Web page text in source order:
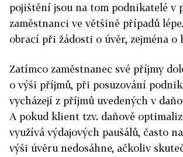
pojištění jsou na tom podnikatelé v
zaměstnanci ve většině případů
obrací při žádosti o úvěr, zejména o
Zatímco zaměstnanec své příjmy
o výši příjmů, při posuzování
vycházejí z příjmů uvedených v
A pokud klient tzv. daňově
využívá výdajových paušálů, často
výši úvěru nedosáhne, ačkoliv